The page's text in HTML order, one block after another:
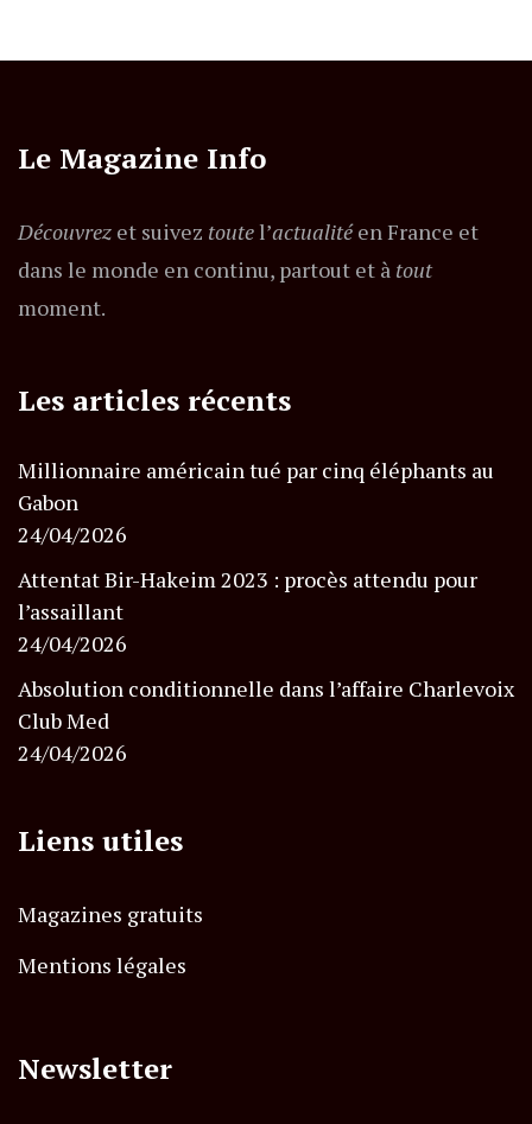
Le Magazine Info
Découvrez et suivez toutel’actualitéen France et
dans le monde en continu, partout et à tout
moment.
Les articles récents
Millionnaire américain tué par cinq éléphants au
Gabon
24/04/2026
Attentat Bir-Hakeim 2023 : procès attendu pour
l’assaillant
24/04/2026
Absolution conditionnelle dans l’affaire Charlevoix
Club Med
24/04/2026
Liens utiles
Magazines gratuits
Mentions légales
Newsletter